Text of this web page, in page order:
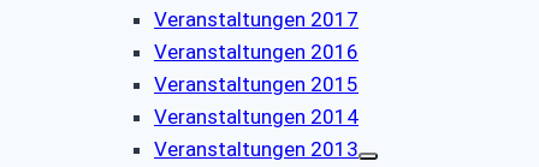
Veranstaltungen 2017
Veranstaltungen 2016
Veranstaltungen 2015
Veranstaltungen 2014
Veranstaltungen 2013